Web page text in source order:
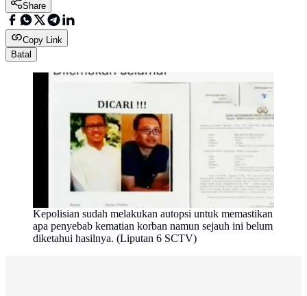
Share
Copy Link
Batal
Kepolisian sudah melakukan autopsi untuk memastikan
apa penyebab kematian korban namun sejauh ini belum
diketahui hasilnya. (Liputan 6 SCTV)